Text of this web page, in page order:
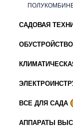
САДОВАЯ
ВСЕ ДЛЯ САДА
АППАРАТЫ